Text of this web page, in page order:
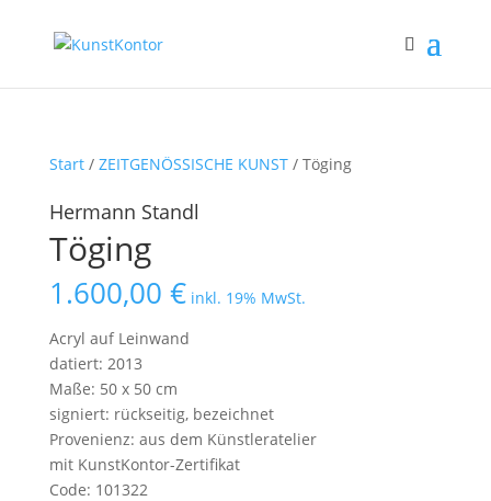
Start/ ZEITGENÖSSISCHE KUNST/ Töging
Hermann Standl
Töging
1.600,00 € inkl. 19% MwSt.
Acryl auf Leinwand
datiert: 2013
Maße: 50 x 50 cm
signiert: rückseitig, bezeichnet
Provenienz: aus dem Künstleratelier
mit KunstKontor-Zertifikat
Code: 101322